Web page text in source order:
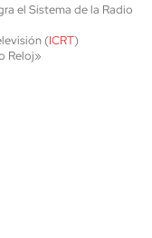
el Sistema de la Radio
(ICRT)
Reloj»